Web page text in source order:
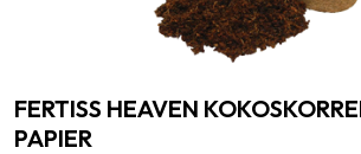
FERTISS HEAVEN
PAPIER